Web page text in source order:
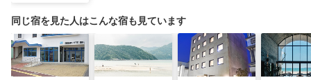
同じ宿を見た人はこんな宿も見ています